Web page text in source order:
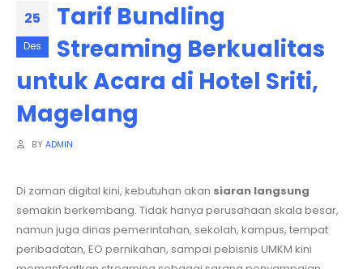
25
Des
Tarif Bundling
Streaming Berkualitas
untuk Acara di Hotel Sriti,
Magelang
BY ADMIN
Di zaman digital kini, kebutuhan akan siaran langsung
semakin berkembang. Tidak hanya perusahaan skala besar,
namun juga dinas pemerintahan, sekolah, kampus, tempat
peribadatan, EO pernikahan, sampai pebisnis UMKM kini